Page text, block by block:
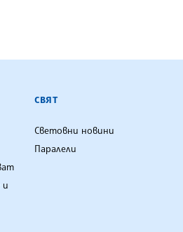
АГЕНЦИЯ
и
СВЯТ
Световни новини
Паралели